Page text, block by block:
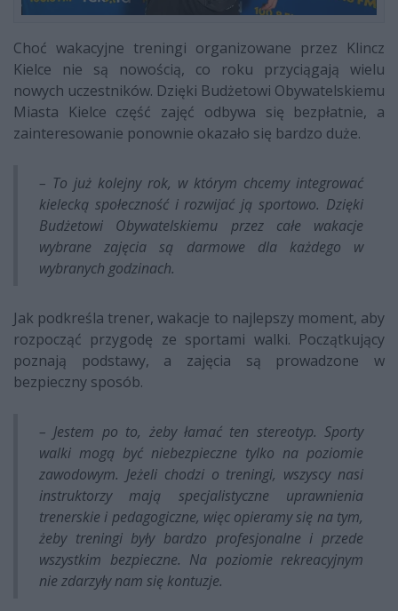
Choć wakacyjne treningi organizowane przez Klincz
Kielce nie są nowością, co roku przyciągają wielu
nowych uczestników. Dzięki Budżetowi Obywatelskiemu
Miasta Kielce część zajęć odbywa się bezpłatnie, a
zainteresowanie ponownie okazało się bardzo duże.
– To już kolejny rok, w którym chcemy integrować
kielecką społeczność i rozwijać ją sportowo. Dzięki
Budżetowi Obywatelskiemu przez całe wakacje
wybrane zajęcia są darmowe dla każdego w
wybranych godzinach.
Jak podkreśla trener, wakacje to najlepszy moment, aby
rozpocząć przygodę ze sportami walki. Początkujący
poznają podstawy, a zajęcia są prowadzone w
bezpieczny sposób.
– Jestem po to, żeby łamać ten stereotyp. Sporty
walki mogą być niebezpieczne tylko na poziomie
zawodowym. Jeżeli chodzi o treningi, wszyscy nasi
instruktorzy mają specjalistyczne uprawnienia
trenerskie i pedagogiczne, więc opieramy się na tym,
żeby treningi były bardzo profesjonalne i przede
wszystkim bezpieczne. Na poziomie rekreacyjnym
nie zdarzyły nam się kontuzje.